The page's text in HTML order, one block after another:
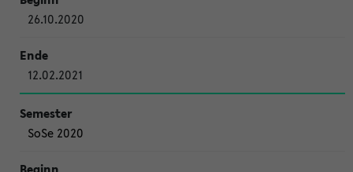
26.10.2020
12.02.2021
SoSe 2020